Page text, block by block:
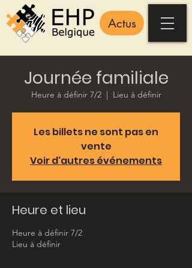
Actus
Journée familiale
Heure à définir 7/2
  |
Lieu à définir
Les billets ne sont pas en
vente
Voir d'autres événements
Heure et lieu
Heure à définir 7/2
Lieu à définir